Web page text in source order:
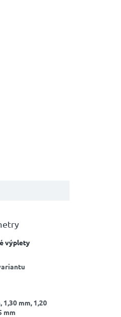
výplety
1,30 mm, 1,20
mm